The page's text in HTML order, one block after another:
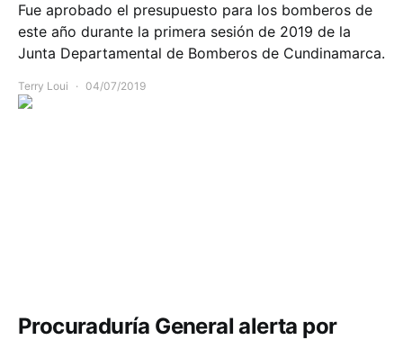
Fue aprobado el presupuesto para los bomberos de
este año durante la primera sesión de 2019 de la
Junta Departamental de Bomberos de Cundinamarca.
Terry Loui 04/07/2019
Procuraduría General alerta por